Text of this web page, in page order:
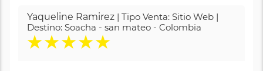
Yaqueline Ramirez | Tipo Venta: Sitio Web |
Destino: Soacha - san mateo - Colombia
★★★★★